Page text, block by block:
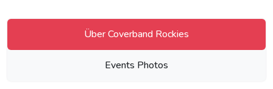
Über Coverband Rockies
Events Photos